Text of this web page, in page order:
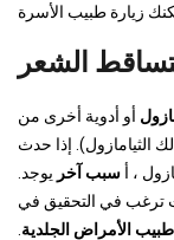
لتساقط الشعر
أو أدوية أخرى من
الثيامازول). إذا حدث
، أ سبب آخر يوجد.
ترغب في التحقيق في
طبيب الأمراض الجلدية